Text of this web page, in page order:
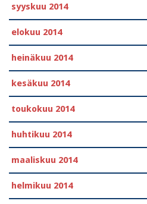
syyskuu 2014
elokuu 2014
heinäkuu 2014
kesäkuu 2014
toukokuu 2014
huhtikuu 2014
maaliskuu 2014
helmikuu 2014